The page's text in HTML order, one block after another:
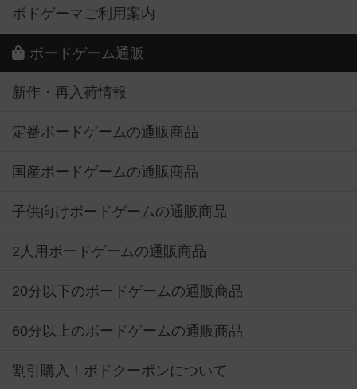
ボドゲーマご利用案内
ボードゲーム通販
新作・再入荷情報
定番ボードゲームの通販商品
国産ボードゲームの通販商品
子供向けボードゲームの通販商品
2人用ボードゲームの通販商品
20分以下のボードゲームの通販商品
60分以上のボードゲームの通販商品
割引購入！ボドクーポンについて